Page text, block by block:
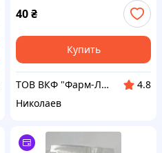
40₴
Купить
ТОВ ВКФ "Фарм-Лайн"
4.8
Николаев